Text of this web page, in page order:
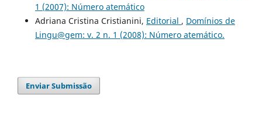
1 (2007): Número atemático
Adriana Cristina Cristianini, Editorial , Domínios de
Lingu@gem: v. 2 n. 1 (2008): Número atemático.
Enviar Submissão